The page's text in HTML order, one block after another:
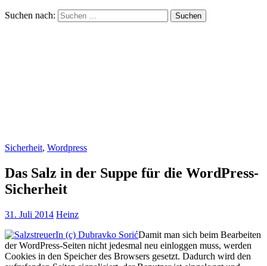
Suchen nach:
Sicherheit, Wordpress
Das Salz in der Suppe für die WordPress-
Sicherheit
31. Juli 2014 Heinz
Damit man sich beim Bearbeiten
der WordPress-Seiten nicht jedesmal neu einloggen muss, werden
Cookies in den Speicher des Browsers gesetzt. Dadurch wird den